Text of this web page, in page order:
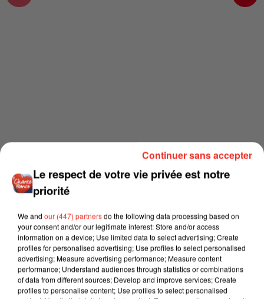
Le respect de votre vie privée est notre
priorité
We and our (447) partnersdo the following data processing based on
your consent and/or our legitimate interest: Store and/or access
information on a device; Use limited data to select advertising; Create
profiles for personalised advertising; Use profiles to select personalised
advertising; Measure advertising performance; Measure content
performance; Understand audiences through statistics or combinations
of data from different sources; Develop and improve services; Create
profiles to personalise content; Use profiles to select personalised
Continuer sans accepter